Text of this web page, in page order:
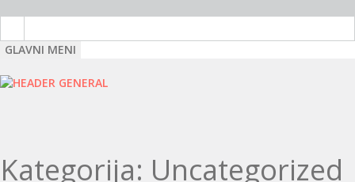
CONTENT
GLAVNI MENI
Kategorija: Uncategorized